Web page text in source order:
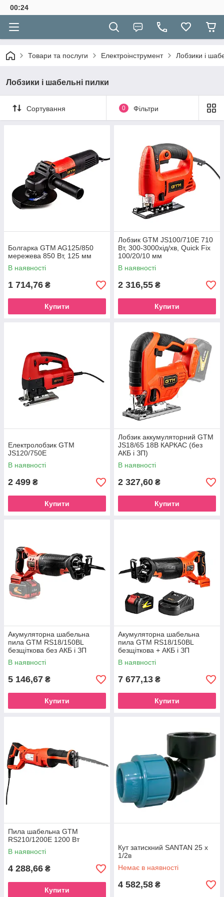
00:24
Товари та послуги Електроінструмент Лобзики і
Лобзики і шабельні пилки
Сортування 0 Фільтри
Болгарка GTM AG125/850
мережева 850 Вт, 125 мм
В наявності
1 714,76 ₴
Купити
Лобзик GTM JS100/710E 710
Вт, 300-3000хід/хв, Quick Fix
100/20/10 мм
В наявності
2 316,55 ₴
Купити
Електролобзик GTM
JS120/750E
В наявності
2 499 ₴
Купити
Лобзик аккумуляторний GTM
JS18/65 18В КАРКАС (без
АКБ і ЗП)
В наявності
2 327,60 ₴
Купити
Акумуляторна шабельна
пила GTM RS18/150BL
безщіткова без АКБ і ЗП
В наявності
5 146,67 ₴
Купити
Акумуляторна шабельна
пила GTM RS18/150BL
безщіткова + АКБ і ЗП
В наявності
7 677,13 ₴
Купити
Пила шабельна GTM
RS210/1200E 1200 Вт
В наявності
4 288,66 ₴
Купити
Кут затискний SANTAN 25 х
1/2в
Немає в наявності
4 582,58 ₴